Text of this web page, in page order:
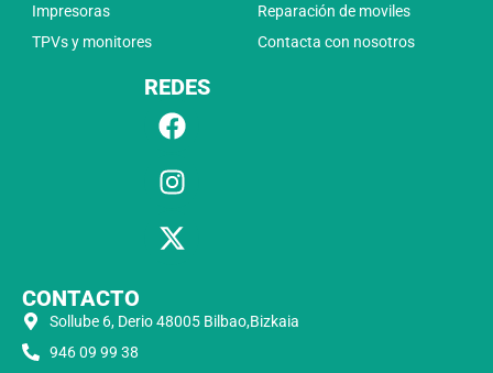
Impresoras
TPVs y monitores
Reparación de moviles
Contacta con nosotros
REDES
CONTACTO
Sollube 6, Derio 48005 Bilbao,Bizkaia
946 09 99 38